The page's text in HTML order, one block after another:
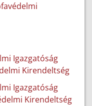
Igazgatóság
Kirendeltség
Igazgatóság
Kirendeltség